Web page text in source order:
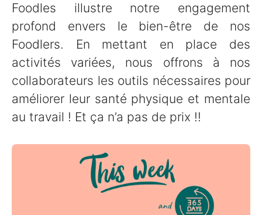
Foodles illustre notre engagement
profond envers le bien-être de nos
Foodlers. En mettant en place des
activités variées, nous offrons à nos
collaborateurs les outils nécessaires pour
améliorer leur santé physique et mentale
au travail ! Et ça n’a pas de prix !!